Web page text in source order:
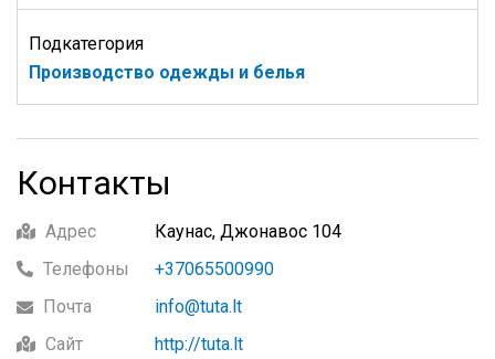
Подкатегория
Производство одежды и белья
Контакты
Адрес
Каунас, Джонавос 104
Телефоны
+37065500990
Почта
info@tuta.lt
Сайт
http://tuta.lt